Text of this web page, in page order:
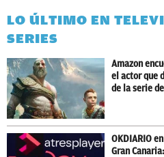
LO ÚLTIMO EN
SERIES
Amazon
el actor que
de la serie de
OKDIARIO
Gran